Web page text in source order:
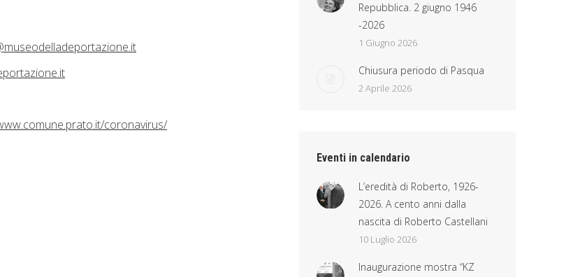
coronavirus/
Repubblica. 2 giugno 1946
-2026
1 Giugno 2026
Chiusura periodo di Pasqua
2 Aprile 2026
Eventi in calendario
L’eredità di Roberto, 1926-
2026. A cento anni dalla
nascita di Roberto Castellani
10 Luglio 2026
Inaugurazione mostra “KZ